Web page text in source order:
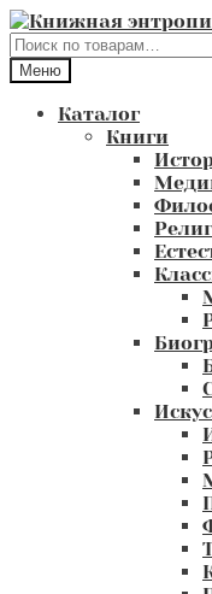
Перейти
к
навигации
Перейти
к
содержимому
Искать:
Меню
Каталог
Книги